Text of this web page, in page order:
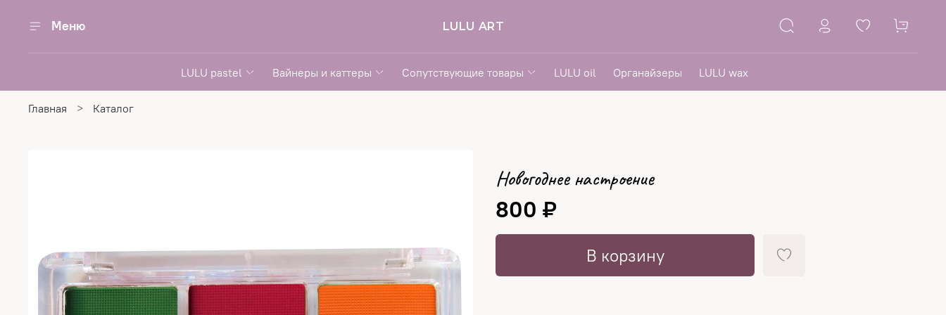
Меню LULU ART
LULU pastel Вайнеры и каттеры Сопутствующие товары LULU oil Органайзеры LULU wax
Главная Каталог
Новогоднее настроение
800 ₽
В корзину